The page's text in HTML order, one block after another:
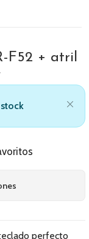
F52 + atril
perfecto